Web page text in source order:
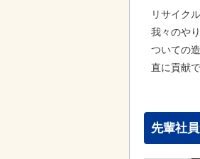
リサイク
我々のや
ついての
直に貢献
先輩社